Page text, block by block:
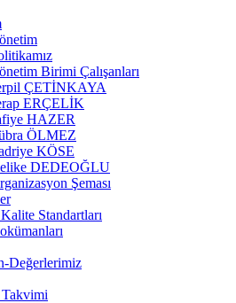
Birimi Çalışanları
ÇETİNKAYA
ERÇELİK
HAZER
ÖLMEZ
KÖSE
DEDEOĞLU
Şeması
Standartları
Değerlerimiz
Takvimi